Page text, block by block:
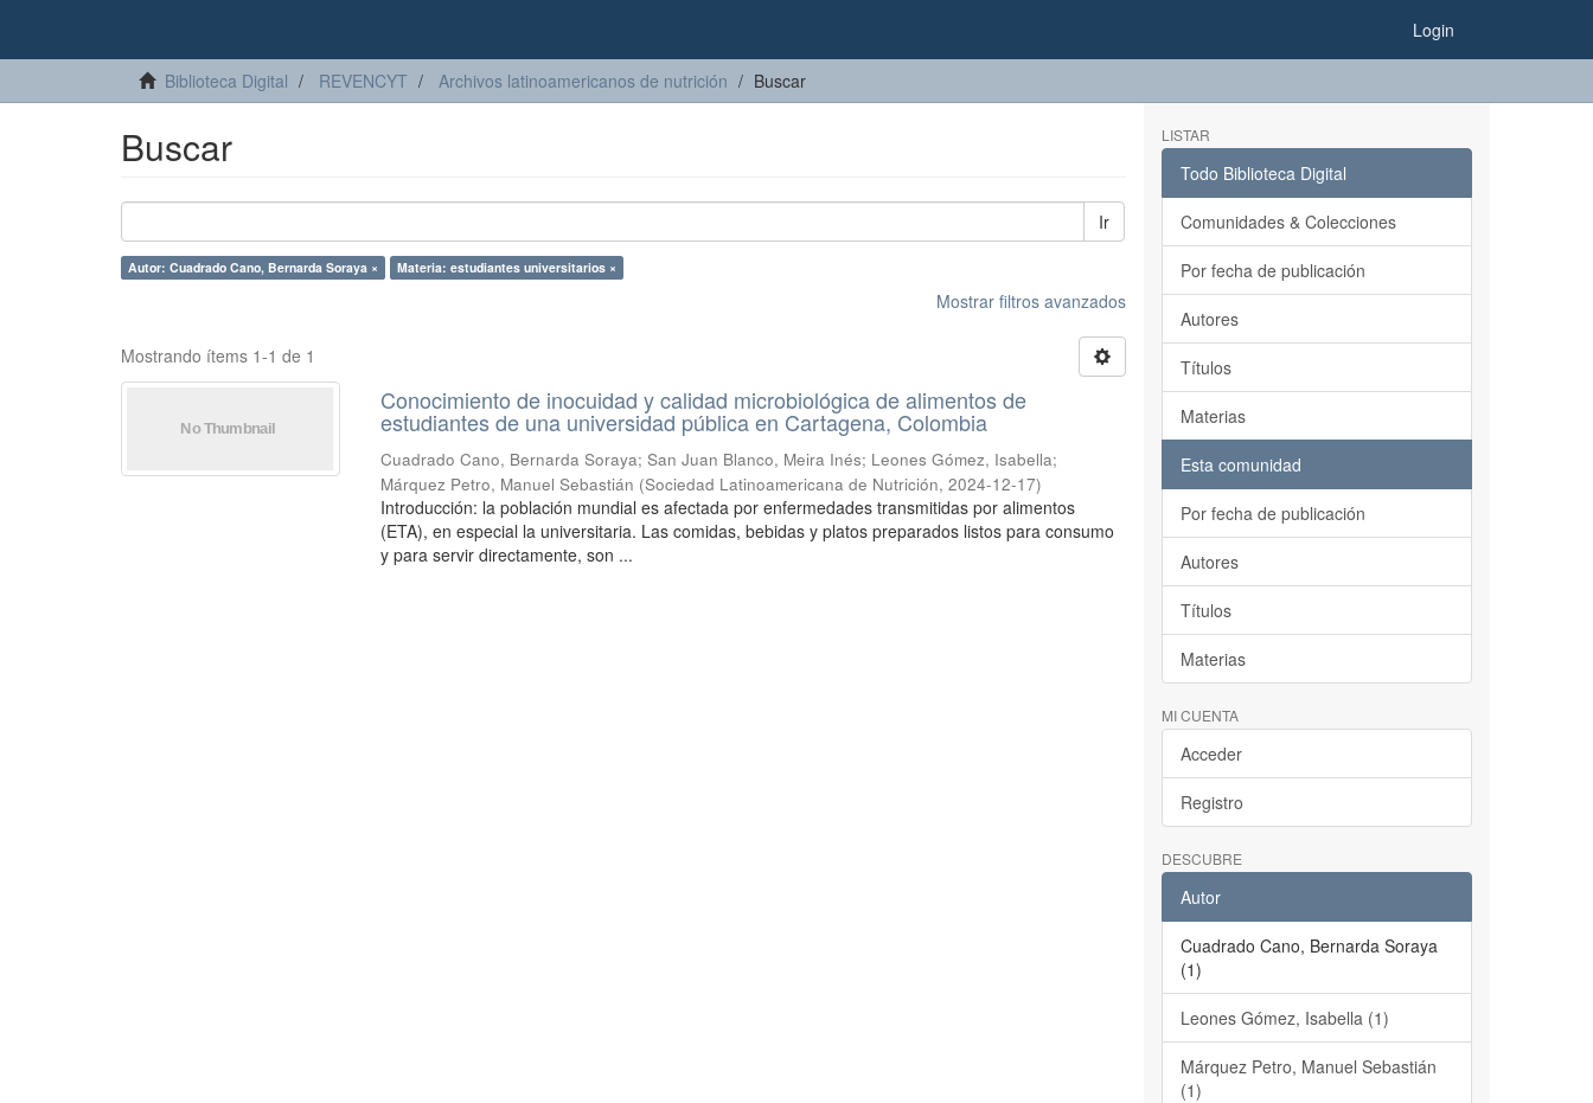
Login
Biblioteca Digital REVENCYT Archivos latinoamericanos de nutrición Buscar
Buscar
Ir
Autor: Cuadrado Cano, Bernarda Soraya × Materia: estudiantes universitarios ×
Mostrar filtros avanzados
Mostrando ítems 1-1 de 1
Conocimiento de inocuidad y calidad microbiológica de alimentos de
estudiantes de una universidad pública en Cartagena, Colombia
Cuadrado Cano, Bernarda Soraya;San Juan Blanco, Meira Inés; Leones Gómez, Isabella;
Márquez Petro, Manuel Sebastián (Sociedad Latinoamericana de Nutrición,2024-12-17)
Introducción: la población mundial es afectada por enfermedades transmitidas por alimentos
(ETA), en especial la universitaria. Las comidas, bebidas y platos preparados listos para consumo
y para servir directamente, son ...
LISTAR
Todo Biblioteca Digital
Comunidades & Colecciones
Por fecha de publicación
Autores
Títulos
Materias
Esta comunidad
Por fecha de publicación
Autores
Títulos
Materias
MI CUENTA
Acceder
Registro
DESCUBRE
Autor
Cuadrado Cano, Bernarda Soraya
(1)
Leones Gómez, Isabella (1)
Márquez Petro, Manuel Sebastián
(1)